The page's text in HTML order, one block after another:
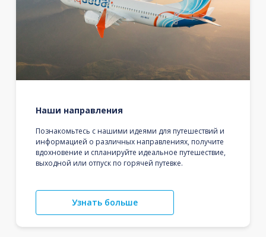
Наши направления
Познакомьтесь с нашими идеями для путешествий и
информацией о различных направлениях, получите
вдохновение и спланируйте идеальное путешествие,
выходной или отпуск по горячей путевке.
Узнать больше